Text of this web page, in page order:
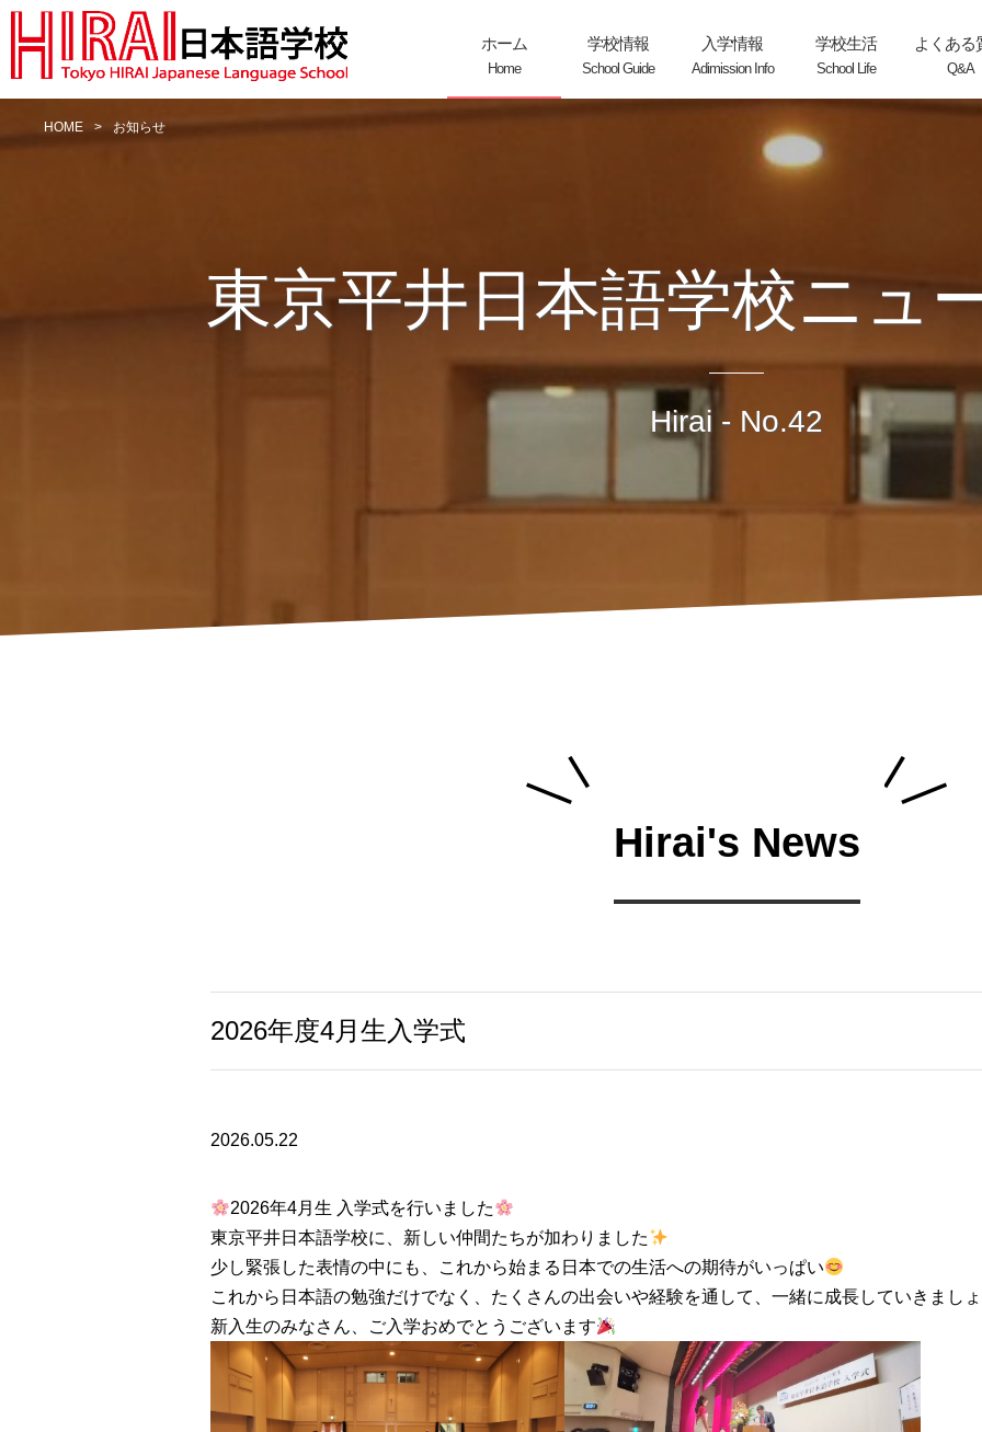
ホーム
Home
学校情報
School Guide
Features
Staff School-Building
入学情報
Adimission Info
Expense Download
Support
学校生活
School Life
Campus Life
Day_schedule
よくある
Q&A
HOME > お知らせ
東京平井日本語学校ニュ
Hirai - No.42
Hirai's News
2026年度4月生入学式
2026.05.22
2026年4月生 入学式を行いました
東京平井日本語学校に、新しい仲間たちが加わりました
少し緊張した表情の中にも、これから始まる日本での生活への期待がいっぱい
これから日本語の勉強だけでなく、たくさんの出会いや経験を通して、一緒に成長していきまし
新入生のみなさん、ご入学おめでとうございます